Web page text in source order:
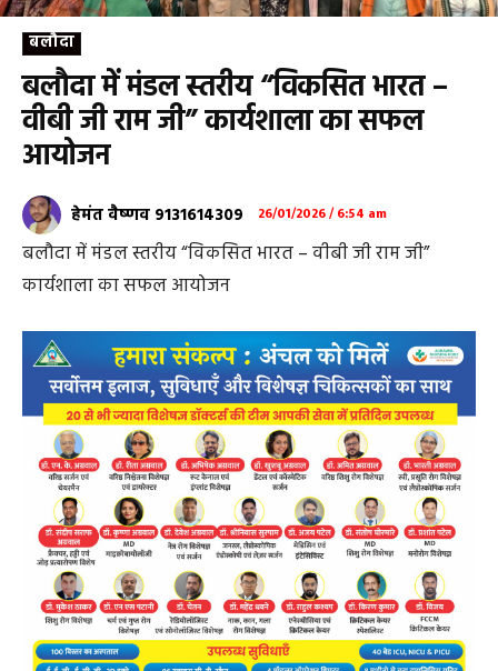
बलौदा
बलौदा में मंडल स्तरीय “विकसित भारत –
वीबी जी राम जी” कार्यशाला का सफल
आयोजन
हेमंत वैष्णव 9131614309 26/01/2026 / 6:54 am
बलौदा में मंडल स्तरीय “विकसित भारत – वीबी जी राम जी”
कार्यशाला का सफल आयोजन